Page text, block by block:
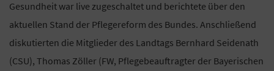
Gesundheit war live zugeschaltet und berichtete über den
aktuellen Stand der Pflegereform des Bundes. Anschließend
diskutierten die Mitglieder des Landtags Bernhard Seidenath
(CSU), Thomas Zöller (FW, Pflegebeauftragter der Bayerischen